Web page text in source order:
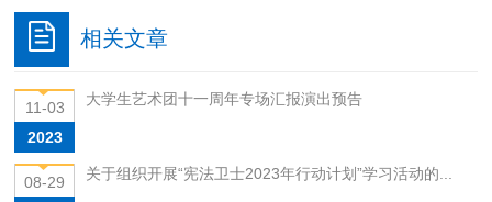
相关文章
11-03
2023
大学生艺术团十一周年专场汇报演出预告
08-29
关于组织开展“宪法卫士2023年行动计划”学习活动的...